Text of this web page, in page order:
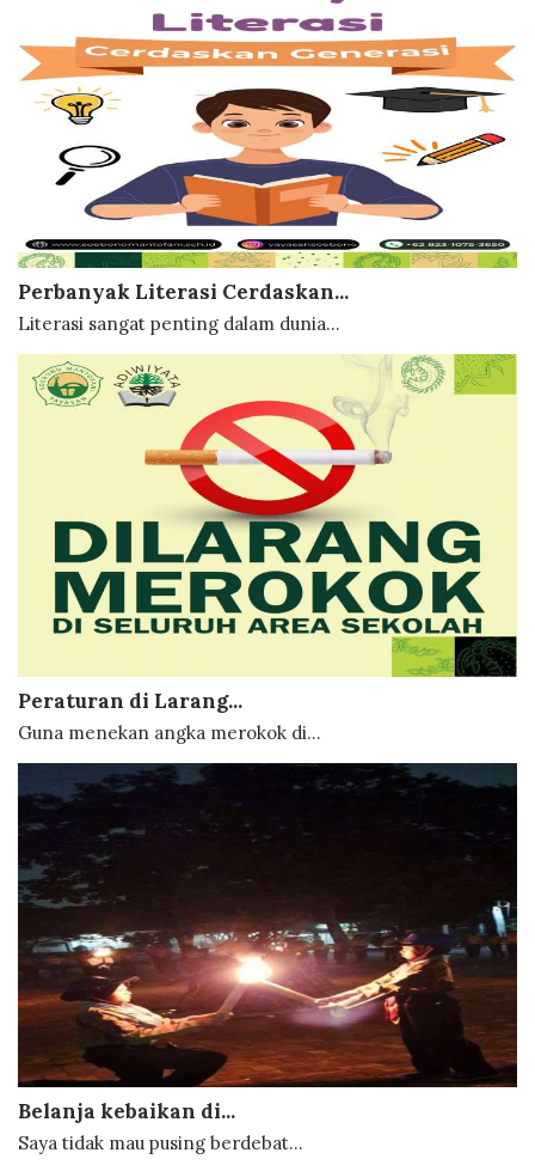
Perbanyak Literasi Cerdaskan...
Literasi sangat penting dalam dunia...
Peraturan di Larang...
Guna menekan angka merokok di...
Belanja kebaikan di...
Saya tidak mau pusing berdebat...